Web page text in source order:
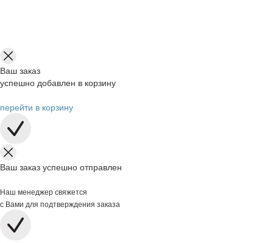
Ваш заказ
успешно добавлен в корзину
перейти в корзину
Ваш заказ успешно отправлен
Наш менеджер свяжется
с Вами для подтверждения заказа